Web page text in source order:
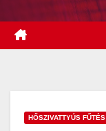
HŐSZIVATTYÚS FŰTÉS